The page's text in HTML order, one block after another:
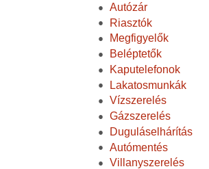
Autózár
Riasztók
Megfigyelők
Beléptetők
Kaputelefonok
Lakatosmunkák
Vízszerelés
Gázszerelés
Duguláselhárítás
Autómentés
Villanyszerelés